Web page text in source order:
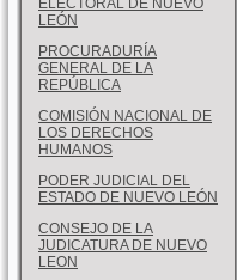
LEÓN
PROCURADURÍA
GENERAL DE LA
REPÚBLICA
COMISIÓN NACIONAL DE
LOS DERECHOS
HUMANOS
PODER JUDICIAL DEL
ESTADO DE NUEVO LEÓN
CONSEJO DE LA
JUDICATURA DE NUEVO
LEON